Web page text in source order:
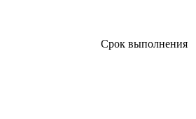
Срок выполнения